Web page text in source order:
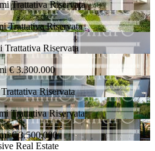
Trattativa Riservata
Trattativa Riservata
Trattativa Riservata
€ 3.300.000
Trattativa Riservata
Trattativa Riservata
€ 3.500.000